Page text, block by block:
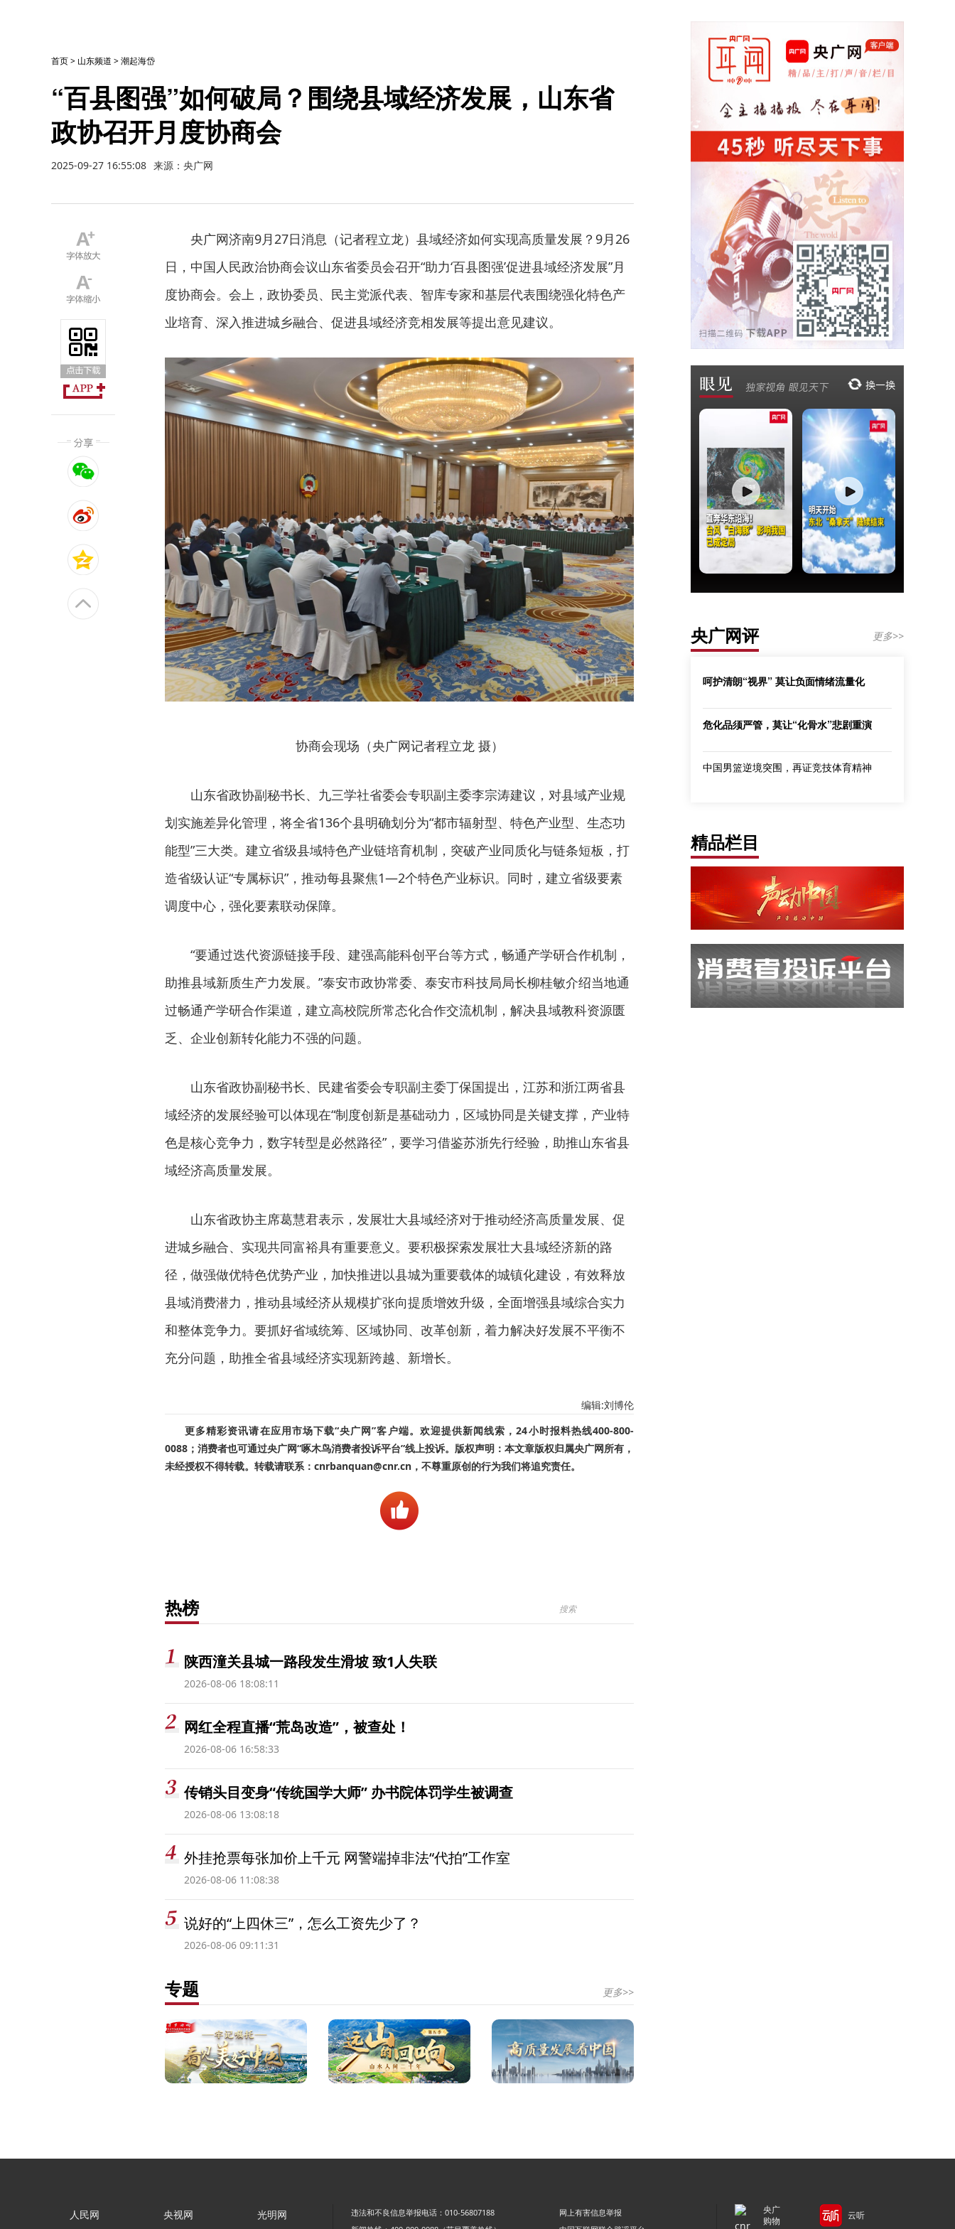
首页> 山东频道 >潮起海岱
“百县图强”如何破局？围绕县域经济发展，山东省
政协召开月度协商会
2025-09-27 16:55:08 来源：央广网
央广网济南9月27日消息（记者程立龙）县域经济如何实现高质量发展？9月26
日，中国人民政治协商会议山东省委员会召开“助力‘百县图强’促进县域经济发展”月
度协商会。会上，政协委员、民主党派代表、智库专家和基层代表围绕强化特色产
业培育、深入推进城乡融合、促进县域经济竞相发展等提出意见建议。
协商会现场（央广网记者程立龙 摄）
山东省政协副秘书长、九三学社省委会专职副主委李宗涛建议，对县域产业规
划实施差异化管理，将全省136个县明确划分为“都市辐射型、特色产业型、生态功
能型”三大类。建立省级县域特色产业链培育机制，突破产业同质化与链条短板，打
造省级认证“专属标识”，推动每县聚焦1—2个特色产业标识。同时，建立省级要素
调度中心，强化要素联动保障。
“要通过迭代资源链接手段、建强高能科创平台等方式，畅通产学研合作机制，
助推县域新质生产力发展。”泰安市政协常委、泰安市科技局局长柳桂敏介绍当地通
过畅通产学研合作渠道，建立高校院所常态化合作交流机制，解决县域教科资源匮
乏、企业创新转化能力不强的问题。
山东省政协副秘书长、民建省委会专职副主委丁保国提出，江苏和浙江两省县
域经济的发展经验可以体现在“制度创新是基础动力，区域协同是关键支撑，产业特
色是核心竞争力，数字转型是必然路径”，要学习借鉴苏浙先行经验，助推山东省县
域经济高质量发展。
山东省政协主席葛慧君表示，发展壮大县域经济对于推动经济高质量发展、促
进城乡融合、实现共同富裕具有重要意义。要积极探索发展壮大县域经济新的路
径，做强做优特色优势产业，加快推进以县城为重要载体的城镇化建设，有效释放
县域消费潜力，推动县域经济从规模扩张向提质增效升级，全面增强县域综合实力
和整体竞争力。要抓好省域统筹、区域协同、改革创新，着力解决好发展不平衡不
充分问题，助推全省县域经济实现新跨越、新增长。
编辑:刘博伦
更多精彩资讯请在应用市场下载“央广网”客户端。欢迎提供新闻线索，24小时报料热线400-800-
0088；消费者也可通过央广网“啄木鸟消费者投诉平台”线上投诉。版权声明：本文章版权归属央广网所有，
未经授权不得转载。转载请联系：cnrbanquan@cnr.cn，不尊重原创的行为我们将追究责任。
热榜
陕西潼关县城一路段发生滑坡 致1人失联
2026-08-06 18:08:11
网红全程直播“荒岛改造”，被查处！
2026-08-06 16:58:33
传销头目变身“传统国学大师” 办书院体罚学生被调查
2026-08-06 13:08:18
外挂抢票每张加价上千元 网警端掉非法“代拍”工作室
2026-08-06 11:08:38
说好的“上四休三”，怎么工资先少了？
2026-08-06 09:11:31
专题 更多>>
央广网评 更多>>
呵护清朗“视界” 莫让负面情绪流量化
危化品须严管，莫让“化骨水”悲剧重演
中国男篮逆境突围，再证竞技体育精神
精品栏目
人民网 央视网 光明网 违法和不良信息举报电话：010-56807188
网上有害信息举报
央广
购物
云听